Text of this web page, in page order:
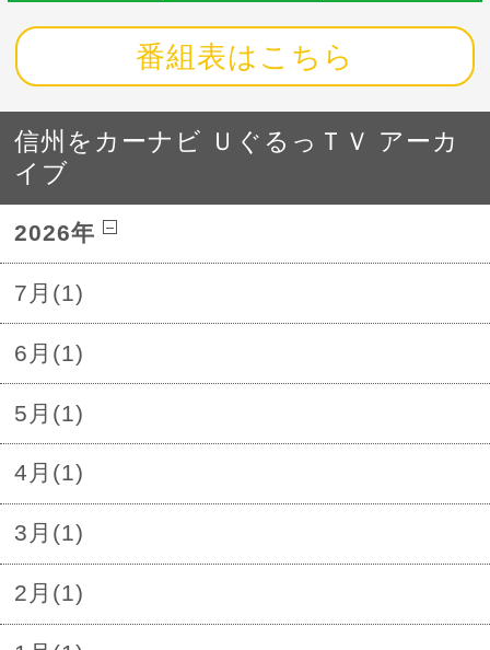
番組表はこちら
信州をカーナビ ＵぐるっＴＶ アーカ
イブ
2026年
7月(1)
6月(1)
5月(1)
4月(1)
3月(1)
2月(1)